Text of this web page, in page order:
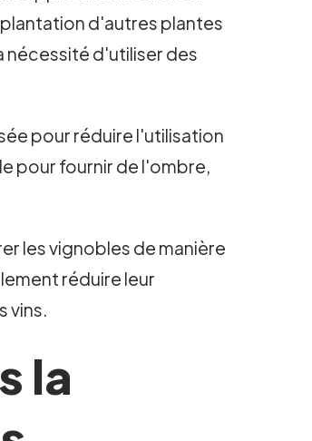
d'autres plantes
nécessité d'utiliser des
pour réduire l'utilisation
pour fournir de l'ombre,
les vignobles de manière
réduire leur
vins.
la